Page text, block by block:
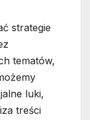
strategie
tematów,
luki,
treści